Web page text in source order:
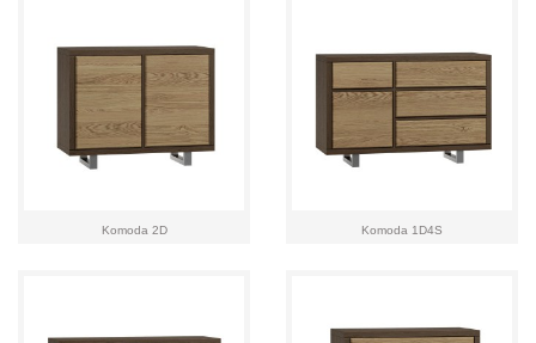
Komoda 2D Komoda 1D4S